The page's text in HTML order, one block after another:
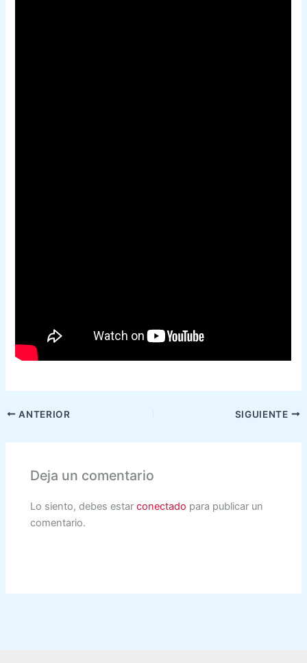
ANTERIOR SIGUIENTE
Deja un comentario
Lo siento, debes estarconectado para publicar un
comentario.